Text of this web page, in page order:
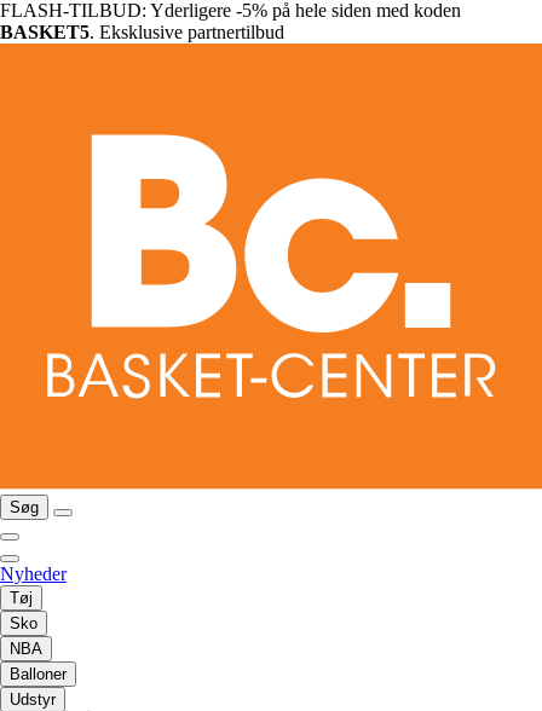
FLASH-TILBUD: Yderligere -5% på hele siden med koden
BASKET5. Eksklusive partnertilbud
Søg
Nyheder
Tøj
Sko
NBA
Balloner
Udstyr